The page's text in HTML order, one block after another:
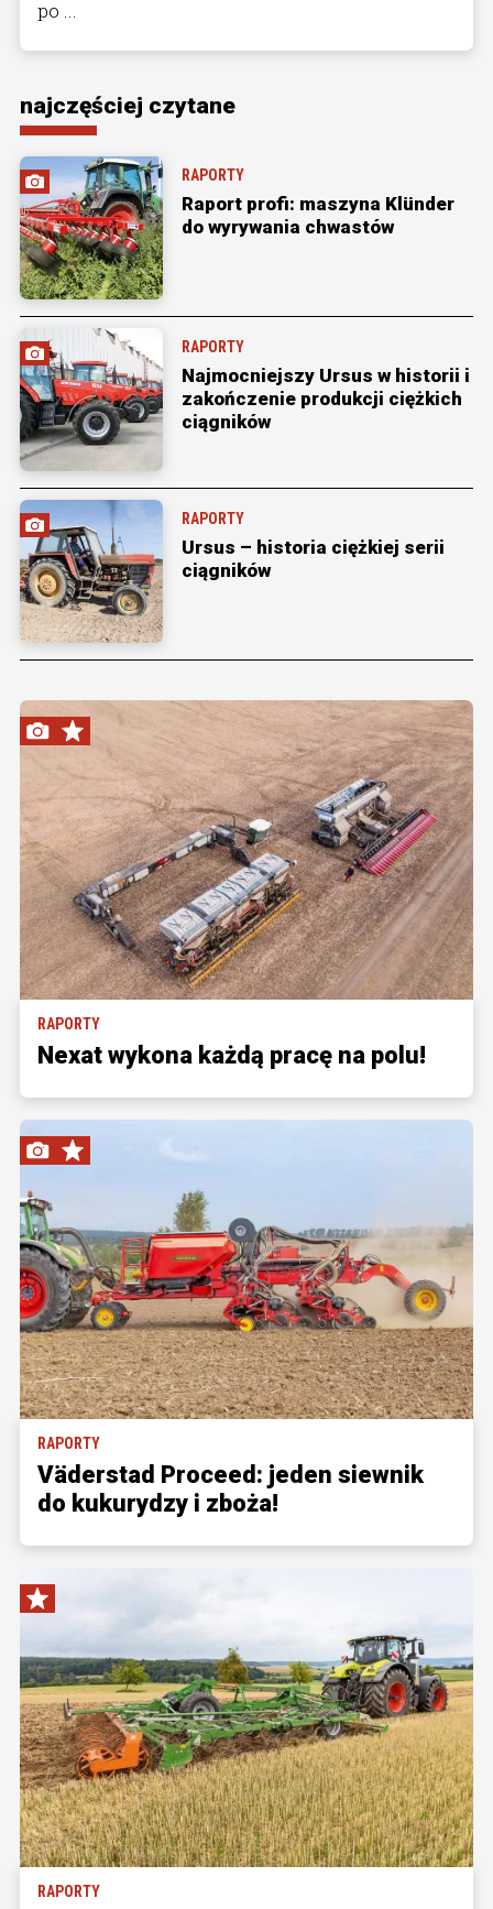
po ...
najczęściej czytane
RAPORTY
Raport profi: maszyna Klünder
do wyrywania chwastów
RAPORTY
Najmocniejszy Ursus w historii i
zakończenie produkcji ciężkich
ciągników
RAPORTY
Ursus – historia ciężkiej serii
ciągników
RAPORTY
Nexat wykona każdą pracę na polu!
RAPORTY
Väderstad Proceed: jeden siewnik
do kukurydzy i zboża!
RAPORTY